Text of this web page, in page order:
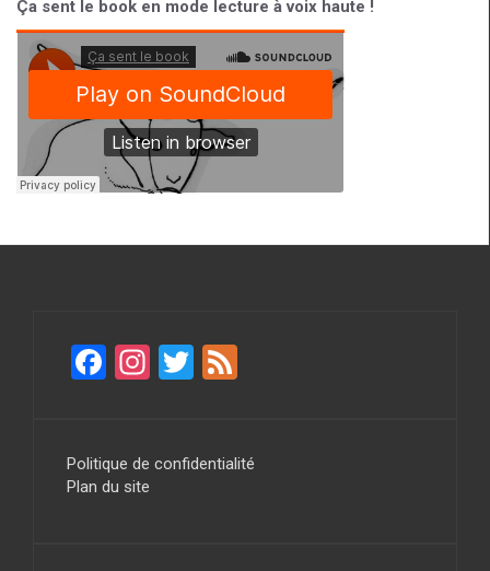
Ça sent le book en mode lecture à voix haute !
F
b
o
In
gr
T
er
Politique de confidentialité
Plan du site